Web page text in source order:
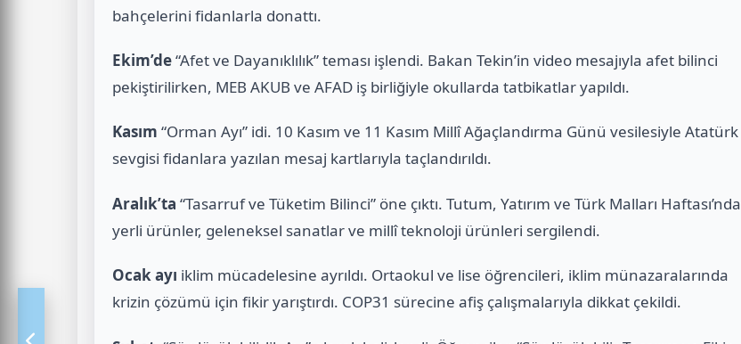
bahçelerini fidanlarla donattı.
Ekim’de“Afet ve Dayanıklılık” teması işlendi. Bakan Tekin’in video mesajıyla afet bilinci
pekiştirilirken, MEB AKUB ve AFAD iş birliğiyle okullarda tatbikatlar yapıldı.
Kasım “Orman Ayı” idi. 10 Kasım ve 11 Kasım Millî Ağaçlandırma Günü vesilesiyle Atatürk
sevgisi fidanlara yazılan mesaj kartlarıyla taçlandırıldı.
Aralık’ta “Tasarruf ve Tüketim Bilinci” öne çıktı. Tutum, Yatırım ve Türk Malları Haftası’nda
yerli ürünler, geleneksel sanatlar ve millî teknoloji ürünleri sergilendi.
Ocak ayı iklim mücadelesine ayrıldı. Ortaokul ve lise öğrencileri, iklim münazaralarında
krizin çözümü için fikir yarıştırdı. COP31 sürecine afiş çalışmalarıyla dikkat çekildi.